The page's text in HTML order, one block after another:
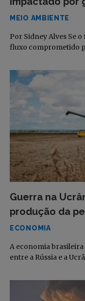
MEIO AMBIENTE
Por Sidney Alves Se
fluxo comprometido
Guerra na
produção da
ECONOMIA
A economia
entre a Rússia e a